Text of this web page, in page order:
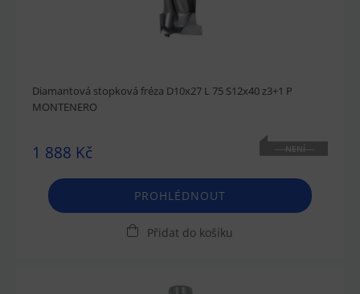
Diamantová stopková fréza D10x27 L 75 S12x40 z3+1 P
MONTENERO
1 888 Kč
NENÍ
PROHLÉDNOUT
Přidat do košíku